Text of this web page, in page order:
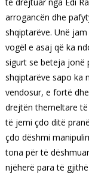
arrogancën dhe
shqiptarëve. Unë
vogël e asaj që ka
sigurt se beteja jonë
shqiptarëve sapo ka
vendosur, e fortë
drejtën themeltare
të jemi çdo ditë
çdo dëshmi
tona për të
njëherë para të